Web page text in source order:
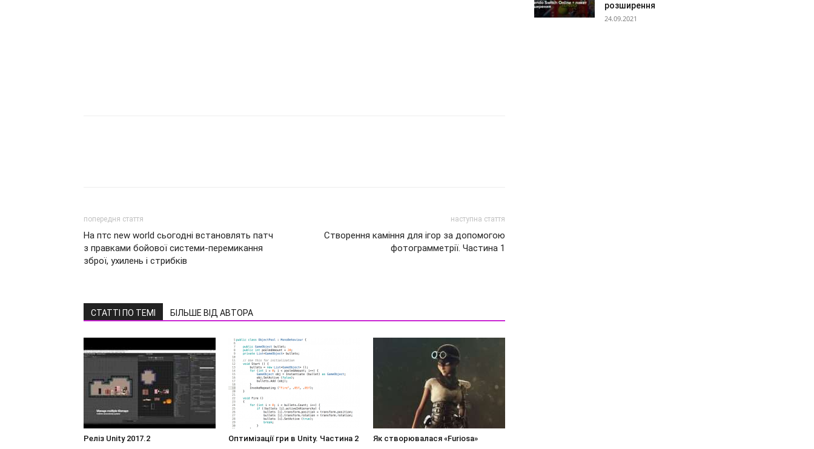
попередня стаття
На птс new world сьогодні встановлять патч
з правками бойової системи-перемикання
зброї, ухилень і стрибків
наступна стаття
Створення каміння для ігор за допомогою
фотограмметрії. Частина 1
СТАТТІ ПО ТЕМІ БІЛЬШЕ ВІД АВТОРА
Реліз Unity 2017.2 Оптимізації гри в Unity. Частина 2 Як створювалася «Furiosa»
розширення
24.09.2021